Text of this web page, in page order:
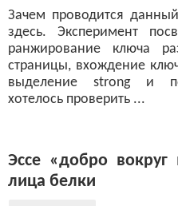
Зачем проводится
здесь. Эксперимент
ранжирование ключа
страницы, вхождение
выделение strong и
хотелось проверить ...
Эссе «добро
лица белки